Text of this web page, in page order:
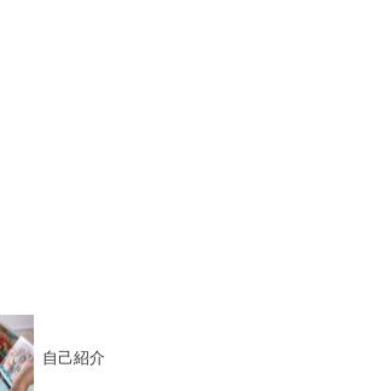
自己紹介